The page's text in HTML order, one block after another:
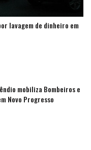
lavagem de dinheiro em
mobiliza Bombeiros e
Novo Progresso